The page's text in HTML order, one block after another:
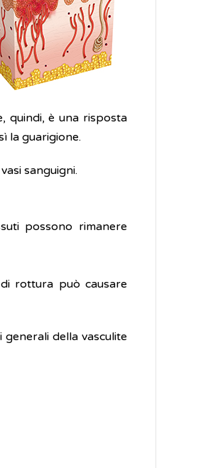
quindi, è una risposta
la guarigione.
sanguigni.
possono rimanere
rottura può causare
della vasculite